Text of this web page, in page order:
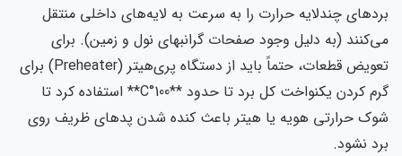
بردهای چندلایه حرارت را به سرعت به لایه‌های داخلی منتقل
می‌کنند (به دلیل وجود صفحات گرانبهای نول و زمین). برای
تعویض قطعات، حتماً باید از دستگاه پری‌هیتر (Preheater) برای
گرم کردن یکنواخت کل برد تا حدود **100°C** استفاده کرد تا
شوک حرارتی هویه یا هیتر باعث کنده شدن پدهای ظریف روی
برد نشود.